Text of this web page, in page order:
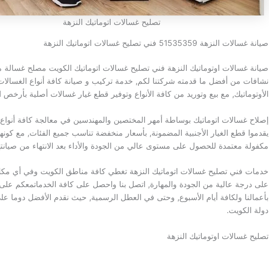
تصليح غسالات اتوماتيك النزهة
صيانة غسالات النزهة 51535359 فني تصليح غسالات اتوماتيك النزهة
صيانة غسالات اوتوماتيك النزهة فني تصليح غسالات اتوماتيك الكويت مصلح غسالة
نشافات من أفضل ما قدمته شركتنا لكم, خدمة تركيب و صيانة كافة أنواع
الأوتوماتيك, مع بيع وتوريد من كافة الأنواع وتوفير قطع غيار غسالات أصلية بأرخص
إصلاح غسالات اتوماتيك بوساطة أمهر المختصين والمهندسين في معالجة كافة
يقدموا قطع الغيار الأجنبية المضمونة, بأسعار منخفضة تناسب جميع الفئات, مع
مكفولة معتمدة للحصول على مستوى عالي من الجودة والأداء بعد الانتهاء من
خدمات فني تصليح غسالات اتوماتيك النزهة تغطي كافة مناطق الكويت وفي أي
على درجة عالية من الجودة والمهارة, اتصل بنا واحصل على كافة الخدماتمعكم
بأعمالنا ولكافة أيام الأسبوع, وحتى في العطل الرسمية, حيث نقدم الأفضل دوما
دولة الكويت.
تصليح غسالات اوتوماتيك النزهة